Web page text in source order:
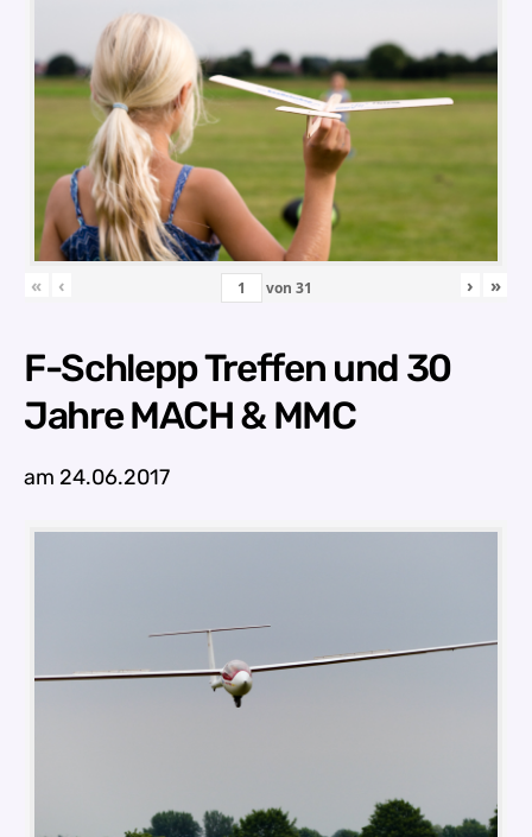
« ‹ von 31 › »
F-Schlepp Treffen und 30
Jahre MACH & MMC
am 24.06.2017